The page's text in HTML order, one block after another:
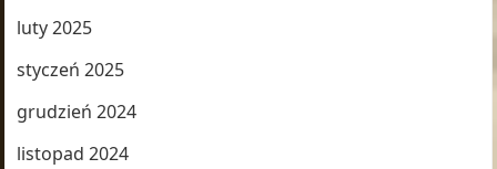
luty 2025
styczeń 2025
grudzień 2024
listopad 2024